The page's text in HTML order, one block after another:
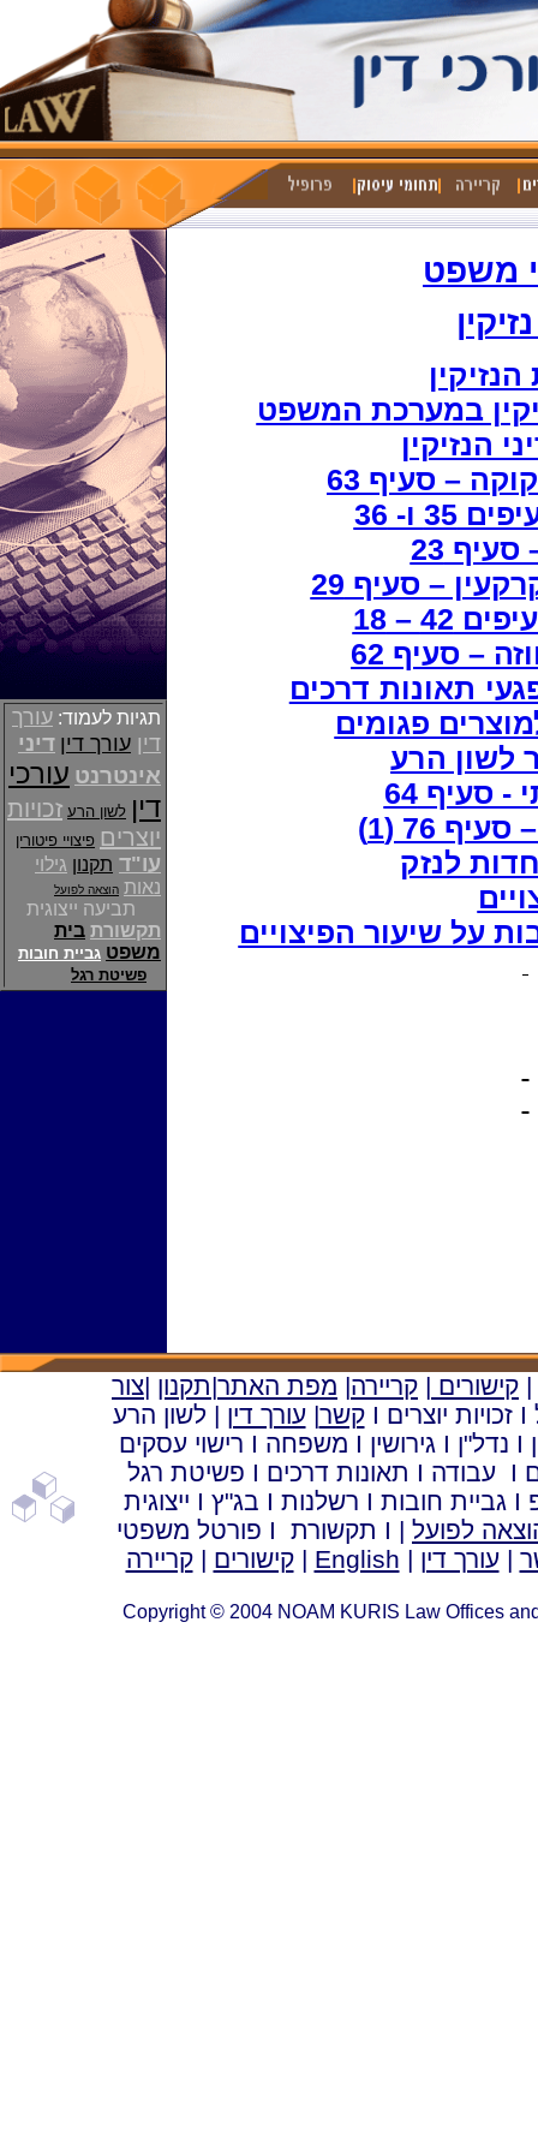
תגיות לעמוד: עורך
דין עורך דין דיני
אינטרנט עורכי
דין לשון הרע זכויות
יוצרים פיצויי פיטורין
עו"ד תקנון גילוי
נאות הוצאה לפועל
תביעה ייצוגית
תקשורת בית
משפט גביית חובות
פשיטת רגל
משפט
במערכת המשפט
הנזיקין
– סעיף 63
ו- 36
23
– סעיף 29
– 18
– סעיף 62
תאונות דרכים
פגומים
לשון הרע
סעיף 64
– סעיף 76 (1)
לנזק
על שיעור הפיצויים
| קישורים | קריירה| מפת האתר|תקנון |צור
קשר| עורך דין |לשון הרע I זכויות יוצרים I
רישוי עסקים I משפחה I גירושין I נדל"ן I
פשיטת רגל I תאונות דרכים I עבודה I
ייצוגית I בג"ץ I רשלנות I גביית חובות I
פורטל משפטי I תקשורת I לפועל |
קישורים |קריירה | English | | עורך דין
Copyright © 2004 NOAM KURIS Law Offices